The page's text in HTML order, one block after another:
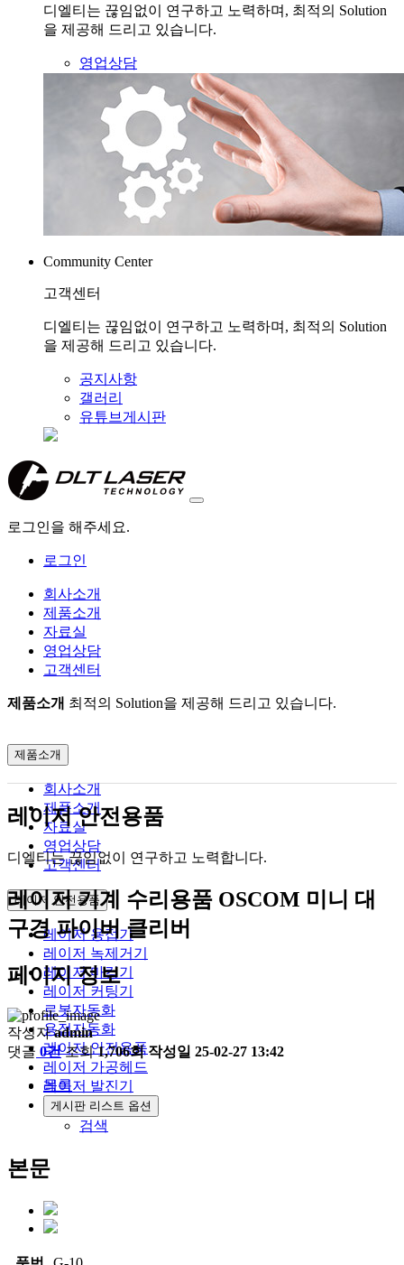
디엘티는 끊임없이 연구하고 노력하며, 최적의 Solution
을 제공해 드리고 있습니다.
영업상담
Community Center
고객센터
디엘티는 끊임없이 연구하고 노력하며, 최적의 Solution
을 제공해 드리고 있습니다.
공지사항
갤러리
유튜브게시판
로그인을 해주세요.
로그인
회사소개
제품소개
자료실
영업상담
고객센터
제품소개 최적의 Solution을 제공해 드리고 있습니다.
제품소개
회사소개
제품소개
자료실
영업상담
고객센터
레이저 안전용품
레이저 용접기
레이저 녹제거기
레이저 마킹기
레이저 커팅기
로봇자동화
용접자동화
레이저 안전용품
레이저 가공헤드
레이저 발진기
레이저 안전용품
디엘티는 끊임없이 연구하고 노력합니다.
레이저 기계 수리용품 OSCOM 미니 대
구경 파이버 클리버
페이지 정보
작성자 admin
댓글 0건 조회1,706회 작성일 25-02-27 13:42
목록
게시판 리스트 옵션
검색
본문